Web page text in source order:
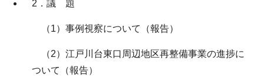
2．議 題
（1）事例視察について（報告）
（2）江戸川台東口周辺地区再整備事業の進捗に
ついて（報告）